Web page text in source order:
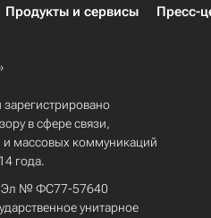
Продукты и сервисы Пресс-
в сфере связи,
массовых коммуникаций
года.
Эл № ФС77-57640
унитарное